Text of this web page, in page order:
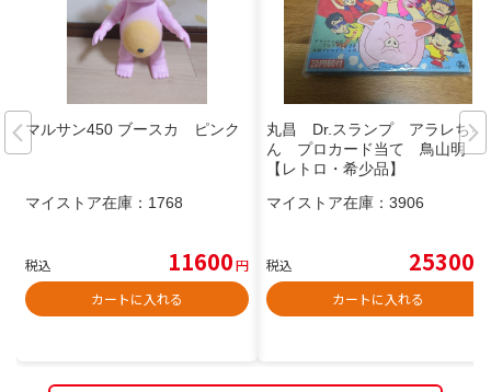
マルサン450 ブースカ ピンク
マイストア在庫： 1768
税込 11600円
カートに入れる
丸昌 Dr.スランプ アラレちゃ
ん プロカード当て 鳥山明
【レトロ・希少品】
マイストア在庫： 3906
税込 25300
カートに入れる